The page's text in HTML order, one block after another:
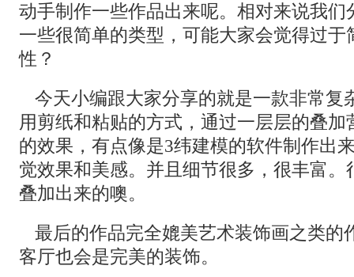
动手制作一些作品出来呢。相对来说我们
一些很简单的类型，可能大家会觉得过于
性？
今天小编跟大家分享的就是一款非常复
用剪纸和粘贴的方式，通过一层层的叠加
的效果，有点像是3纬建模的软件制作出
觉效果和美感。并且细节很多，很丰富。
叠加出来的噢。
最后的作品完全媲美艺术装饰画之类的
客厅也会是完美的装饰。